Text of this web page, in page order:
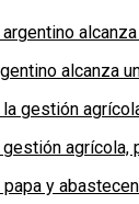
alcanza
agrícola,